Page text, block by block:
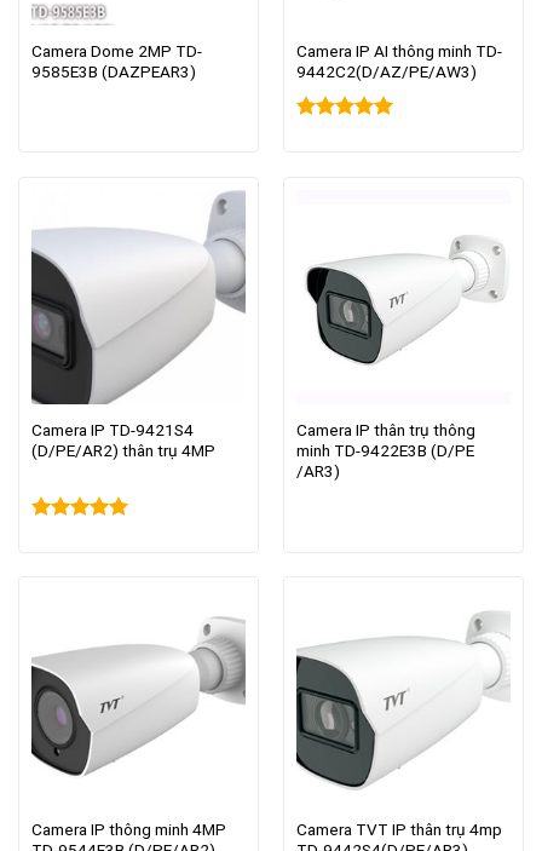
Camera Dome 2MP TD-
9585E3B (DAZPEAR3)
Camera IP AI thông minh TD-
9442C2(D/AZ/PE/AW3)
Camera IP TD-9421S4
(D/PE/AR2) thân trụ 4MP
Camera IP thân trụ thông
minh TD-9422E3B (D/PE
/AR3)
Camera IP thông minh 4MP
Camera TVT IP thân trụ 4mp